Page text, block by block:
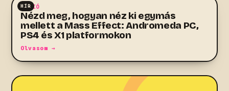
HÍR
AKCIÓ
Nézd meg, hogyan néz ki egymás
mellett a Mass Effect: Andromeda PC,
PS4 és X1 platformokon
Olvasom →